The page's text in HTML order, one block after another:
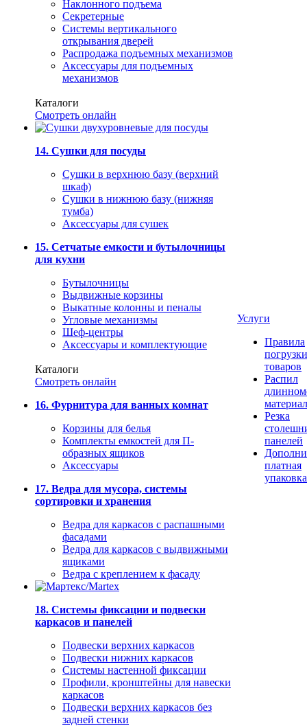
Наклонного подъема
Секретерные
Системы вертикального
открывания дверей
Распродажа подъемных механизмов
Аксессуары для подъемных
механизмов
Каталоги
Смотреть онлайн
14. Сушки для посуды
Сушки в верхнюю базу (верхний
шкаф)
Сушки в нижнюю базу (нижняя
тумба)
Аксессуары для сушек
15. Сетчатые емкости и бутылочницы
для кухни
Бутылочницы
Выдвижные корзины
Выкатные колонны и пеналы
Угловые механизмы
Шеф-центры
Аксессуары и комплектующие
Каталоги
Смотреть онлайн
16. Фурнитура для ванных комнат
Корзины для белья
Комплекты емкостей для П-
образных ящиков
Аксессуары
17. Ведра для мусора, системы
сортировки и хранения
Ведра для каркасов с распашными
фасадами
Ведра для каркасов с выдвижными
ящиками
Ведра с креплением к фасаду
18. Системы фиксации и подвески
каркасов и панелей
Подвески верхних каркасов
Подвески нижних каркасов
Системы настенной фиксации
Профили, кронштейны для навески
каркасов
Подвески верхних каркасов без
задней стенки
Услуги
Правила
погрузки
товаров
Распил
Резка
панелей
платная
упаковка